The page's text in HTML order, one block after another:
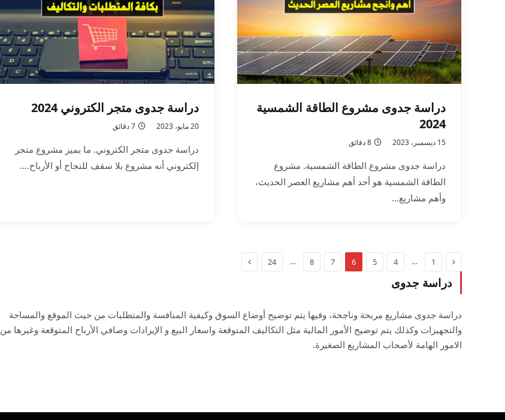
دراسة جدوى مشروع الطاقة الشمسية
2024
15 ديسمبر، 2023 8 دقائق
دراسة جدوى مشروع الطاقة الشمسية. مشروع
الطاقة الشمسية هو أحد أهم مشاريع العصر الحديث،
وأهم مشاريع…
دراسة جدوى متجر الكتروني 2024
20 مايو، 2023 7 دقائق
دراسة جدوى متجر الكتروني. ما يميز مشروع متجر
إلكتروني أنه مشروع بلا سقف للنجاح أو الأرباح.…
السابق
1
…
4
5
6
7
8
…
24 التالي
دراسة جدوى
دراسة جدوى مشاريع مربحة وناجحة، وفيها يتم توضيح أوضاع السوق وكيفية المنافسة والمتطلبات من حيث الموقع والمساحة
والتجهيزات وكذلك يتم توضيح الأمور المالية مثل التكاليف المتوقعة واسعار البيع و الإيرادات وصافي الأرباح المتوقعة وغيرها من
الامور الهامة لأصحاب المشاريع الصغيرة.